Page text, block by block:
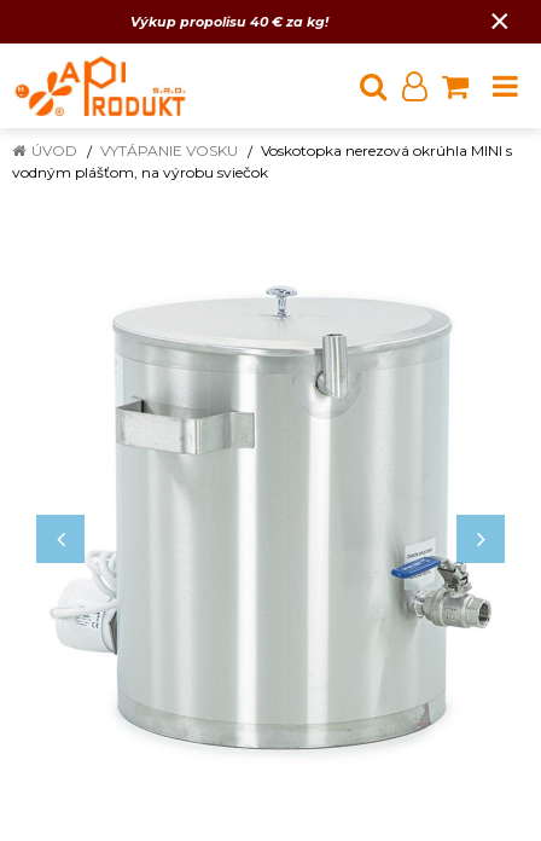
Výkup propolisu 40 € za kg! ×
ÚVOD VYTÁPANIE VOSKU
Voskotopka nerezová okrúhla MINI s
vodným plášťom, na výrobu sviečok